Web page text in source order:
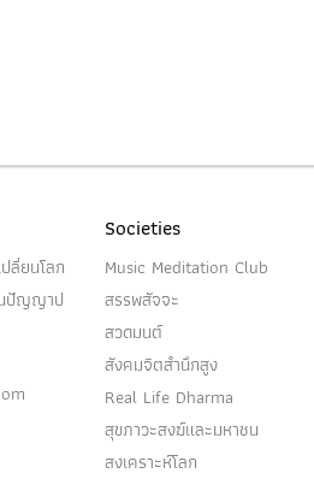
ลี่ยนโลก
ปัญญาป
Societies
Music Meditation Club
สรรพสัจจะ
สวดมนต์
สังคมจิตสำนึกสูง
Real Life Dharma
สุขภาวะสงฆ์และมหาชน
สงเคราะห์โลก